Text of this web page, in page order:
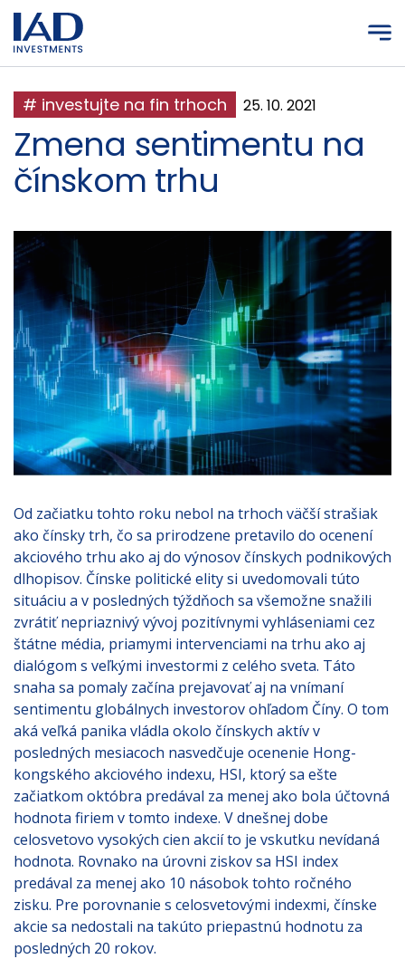
Prejsť na hlavný obsah
# investujte na fin trhoch 25. 10. 2021
Zmena sentimentu na
čínskom trhu
Od začiatku tohto roku nebol na trhoch väčší strašiak
ako čínsky trh, čo sa prirodzene pretavilo do ocenení
akciového trhu ako aj do výnosov čínskych podnikových
dlhopisov. Čínske politické elity si uvedomovali túto
situáciu a v posledných týždňoch sa všemožne snažili
zvrátiť nepriaznivý vývoj pozitívnymi vyhláseniami cez
štátne média, priamymi intervenciami na trhu ako aj
dialógom s veľkými investormi z celého sveta. Táto
snaha sa pomaly začína prejavovať aj na vnímaní
sentimentu globálnych investorov ohľadom Číny. O tom
aká veľká panika vládla okolo čínskych aktív v
posledných mesiacoch nasvedčuje ocenenie Hong-
kongského akciového indexu, HSI, ktorý sa ešte
začiatkom októbra predával za menej ako bola účtovná
hodnota firiem v tomto indexe. V dnešnej dobe
celosvetovo vysokých cien akcií to je vskutku nevídaná
hodnota. Rovnako na úrovni ziskov sa HSI index
predával za menej ako 10 násobok tohto ročného
zisku. Pre porovnanie s celosvetovými indexmi, čínske
akcie sa nedostali na takúto priepastnú hodnotu za
posledných 20 rokov.